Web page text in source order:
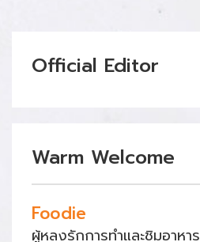
Official Editor
Warm Welcome
Foodie
ผู้หลงรักการทำและชิมอาหาร